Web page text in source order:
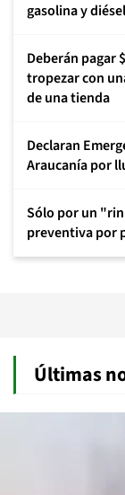
gasolina y
Deberán pagar
tropezar con
de una tienda
Declaran
Araucanía por
Sólo por un
preventiva por
Últimas